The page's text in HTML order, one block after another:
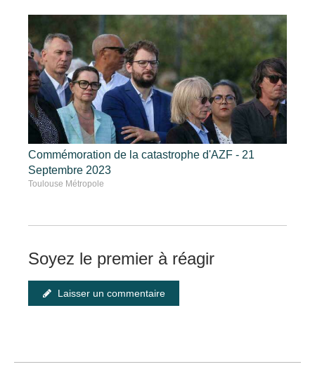
Commémoration de la catastrophe d'AZF - 21
Septembre 2023
Toulouse Métropole
Soyez le premier à réagir
Laisser un commentaire